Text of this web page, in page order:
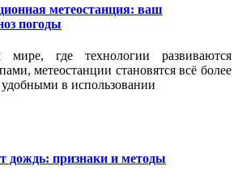
метеостанция: ваш
погоды
мире, где технологии развиваются
метеостанции становятся всё более
в использовании
дождь: признаки и методы